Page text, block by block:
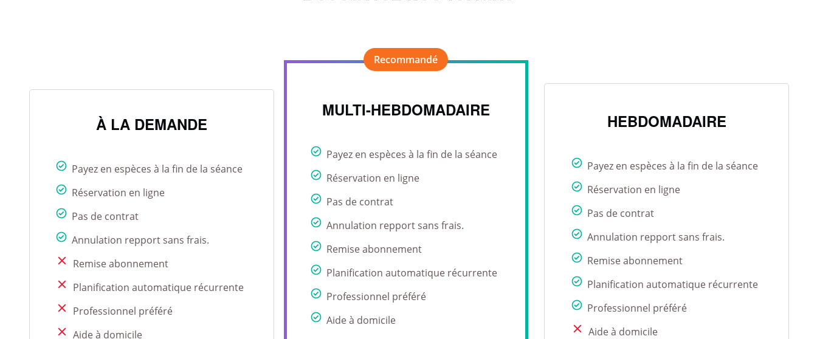
HEBDOMADAIRE
Payez en espèces à la fin de la séance
Réservation en ligne
Pas de contrat
Annulation repport sans frais.
Remise abonnement
Planification automatique récurrente
Professionnel préféré
Aide à domicile
MULTI-HEBDOMADAIRE
Payez en espèces à la fin de la séance
Réservation en ligne
Pas de contrat
Annulation repport sans frais.
Remise abonnement
Planification automatique récurrente
Professionnel préféré
Aide à domicile
À LA DEMANDE
Payez en espèces à la fin de la séance
Réservation en ligne
Pas de contrat
Annulation repport sans frais.
Remise abonnement
Planification automatique récurrente
Professionnel préféré
Aide à domicile